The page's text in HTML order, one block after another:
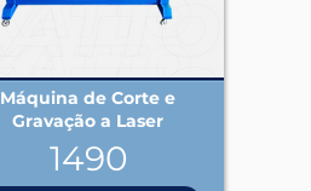
1490
Máquina de Corte e
Gravação a Laser